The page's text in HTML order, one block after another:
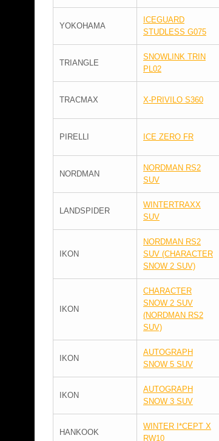
YOKOHAMA
ICEGUARD
STUDLESS G075
TRIANGLE
SNOWLINK TRIN
PL02
TRACMAX X-PRIVILO S360
PIRELLI ICE ZERO FR
NORDMAN
NORDMAN RS2
SUV
LANDSPIDER
WINTERTRAXX
SUV
IKON
NORDMAN RS2
SUV (CHARACTER
SNOW 2 SUV)
IKON
CHARACTER
SNOW 2 SUV
(NORDMAN RS2
SUV)
IKON
AUTOGRAPH
SNOW 5 SUV
IKON
AUTOGRAPH
SNOW 3 SUV
HANKOOK
WINTER I*CEPT X
RW10